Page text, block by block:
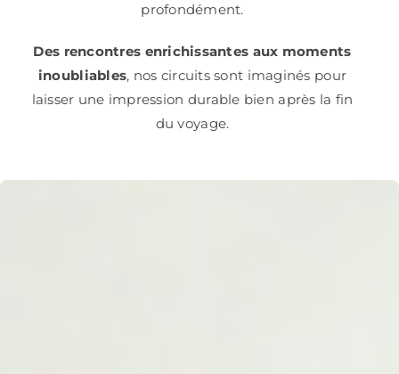
profondément.
Des rencontres enrichissantes aux moments
inoubliables, nos circuits sont imaginés pour
laisser une impression durable bien après la fin
du voyage.